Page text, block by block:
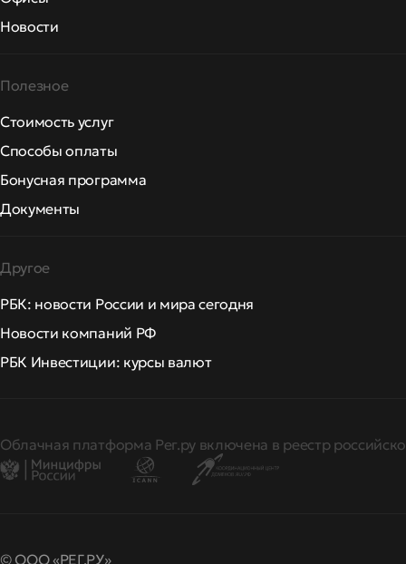
Новости
Полезное
Стоимость услуг
Способы оплаты
Бонусная программа
Документы
Другое
РБК: новости России и мира сегодня
Новости компаний РФ
РБК Инвестиции: курсы валют
Облачная платформа Рег.ру включена в реестр
© ООО «РЕГ.РУ»